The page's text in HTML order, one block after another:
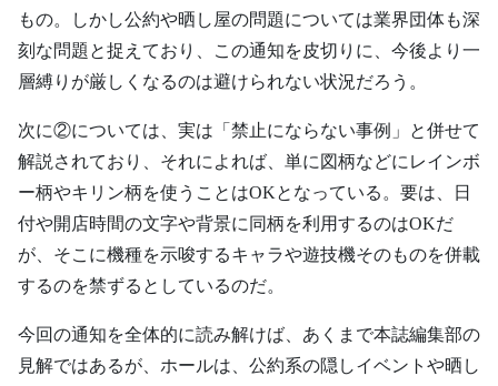
もの。しかし公約や晒し屋の問題については業界団体も深
刻な問題と捉えており、この通知を皮切りに、今後より一
層縛りが厳しくなるのは避けられない状況だろう。
次に②については、実は「禁止にならない事例」と併せて
解説されており、それによれば、単に図柄などにレインボ
ー柄やキリン柄を使うことはOKとなっている。要は、日
付や開店時間の文字や背景に同柄を利用するのはOKだ
が、そこに機種を示唆するキャラや遊技機そのものを併載
するのを禁ずるとしているのだ。
今回の通知を全体的に読み解けば、あくまで本誌編集部の
見解ではあるが、ホールは、公約系の隠しイベントや晒し